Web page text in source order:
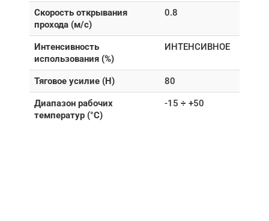
Скорость открывания
прохода (м/с)
0.8
Интенсивность
использования (%)
ИНТЕНСИВНОЕ
Тяговое усилие (Н) 80
Диапазон рабочих
температур (°C)
-15 ÷ +50